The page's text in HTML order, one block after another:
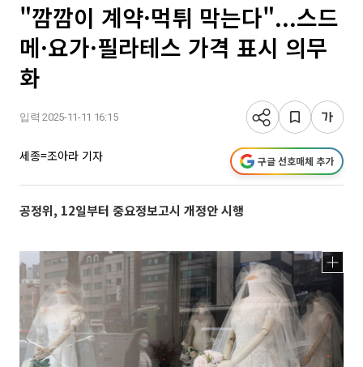
"깜깜이 계약·먹튀 막는다"...스드
메·요가·필라테스 가격 표시 의무
화
입력 2025-11-11 16:15
세종=조아라 기자 구글 선호매체 추가
공정위, 12일부터 중요정보고시 개정안 시행